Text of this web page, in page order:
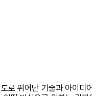
로 뛰어난 기술과 아이